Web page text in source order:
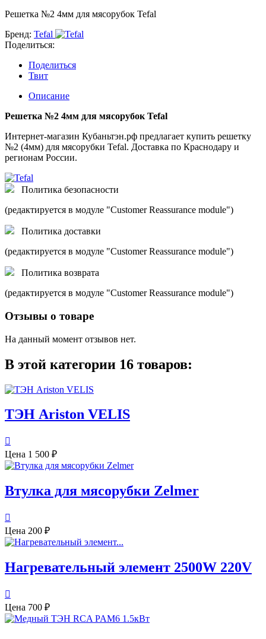
Решетка №2 4мм для мясорубок Tefal
Бренд: Tefal
Поделиться:
Поделиться
Твит
Описание
Решетка №2 4мм для мясорубок Tefal
Интернет-магазин Кубаньтэн.рф предлагает купить решетку
№2 (4мм) для мясорубки Tefal. Доставка по Краснодару и
регионам России.
Политика безопасности
(редактируется в модуле "Customer Reassurance module")
Политика доставки
(редактируется в модуле "Customer Reassurance module")
Политика возврата
(редактируется в модуле "Customer Reassurance module")
Отзывы о товаре
На данный момент отзывов нет.
В этой категории 16 товаров:
ТЭН Ariston VELIS

Цена 1 500 ₽
Втулка для мясорубки Zelmer

Цена 200 ₽
Нагревательный элемент 2500W 220V

Цена 700 ₽